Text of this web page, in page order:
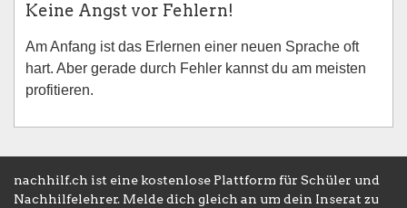
Keine Angst vor Fehlern!
Am Anfang ist das Erlernen einer neuen Sprache oft
hart. Aber gerade durch Fehler kannst du am meisten
profitieren.
nachhilf.ch ist eine kostenlose Plattform für Schüler und
Nachhilfelehrer. Melde dich gleich an um dein Inserat zu